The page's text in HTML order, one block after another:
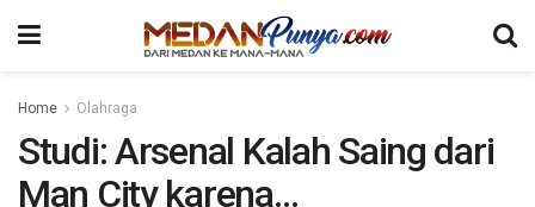
Home Olahraga
Studi: Arsenal Kalah Saing dari
Man City karena…